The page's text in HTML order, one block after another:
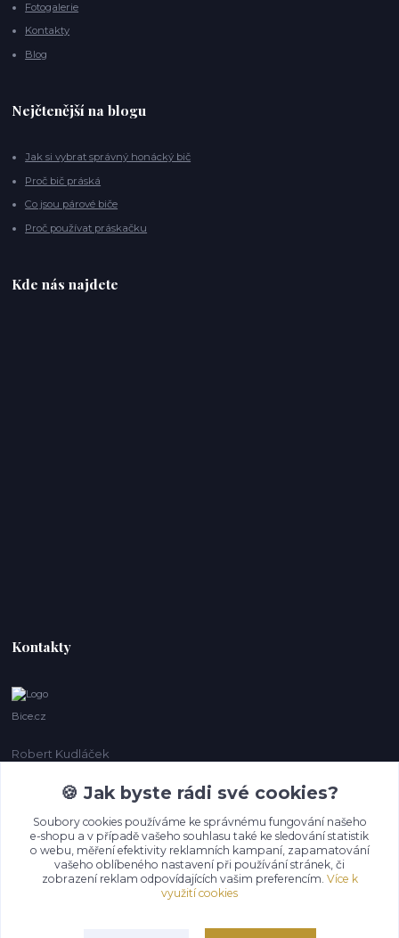
Fotogalerie
Kontakty
Blog
Nejčtenější na blogu
Jak si vybrat správný honácký bič
Proč bič práská
Co jsou párové biče
Proč používat práskačku
Kde nás najdete
Kontakty
Bice.cz
Robert Kudláček
🍪 Jak byste rádi své cookies?
Soubory cookies používáme ke správnému fungování našeho
e-shopu a v případě vašeho souhlasu také ke sledování statistik
o webu, měření efektivity reklamních kampaní, zapamatování
vašeho oblíbeného nastavení při používání stránek, či
zobrazení reklam odpovídajících vašim preferencím. Více k
využití cookies